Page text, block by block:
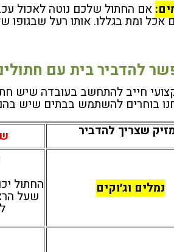
אם החתול שלכם נוטה לאכול
ומת בגללו. אותו רעל שבגופו
להדביר בית עם
חייב להתחשב בעובדה שיש
בוחרים להשתמש בבתים שיש
שצריך להדביר
נמלים וג׳וקים
החתול
שעל